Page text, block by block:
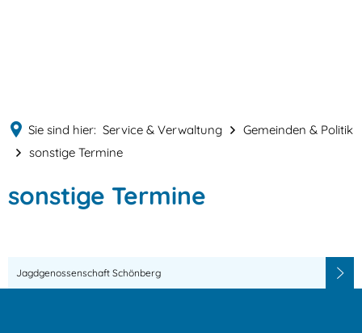
Sie sind hier: Service & Verwaltung
Gemeinden & Politik
sonstige Termine
sonstige
sonstige Termine
Jagdgenossenschaft Schönberg